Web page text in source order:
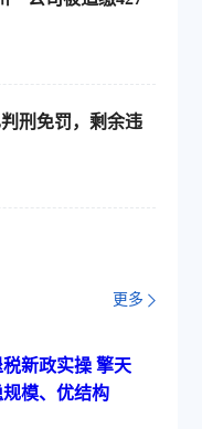
刑免罚，剩余违
更多
新政实操 擎天
模、优结构